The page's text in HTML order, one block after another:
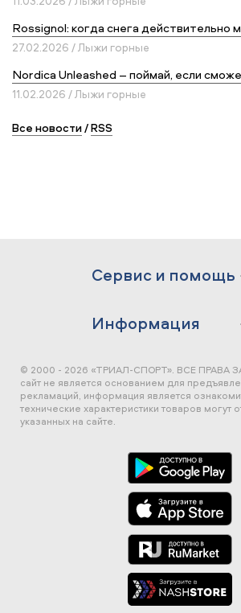
Rossignol: когда снега действительно
27.02.2026 / Лыжи горные
Nordica Unleashed – поймай, если
11.02.2026 / Лыжи горные
Все новости/RSS
Сервис и помощь
Информация
© 2000 - 2026 «ТРИАЛ-СПОРТ». ВСЕ ПРАВА
сайт не является основанием для
рекламаций, информация является
технические характеристики товаров могут
указанных на сайте.